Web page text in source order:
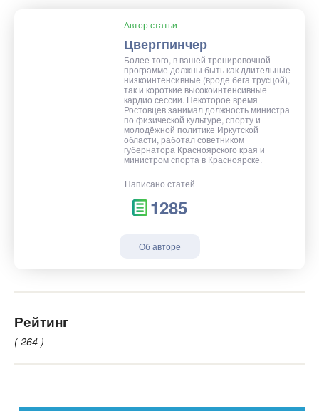
Автор статьи
Цвергпинчер
Более того, в вашей тренировочной
программе должны быть как длительные
низкоинтенсивные (вроде бега трусцой),
так и короткие высокоинтенсивные
кардио сессии. Некоторое время
Ростовцев занимал должность министра
по физической культуре, спорту и
молодёжной политике Иркутской
области, работал советником
губернатора Красноярского края и
министром спорта в Красноярске.
Написано статей
1285
Об авторе
Рейтинг
( 264 )